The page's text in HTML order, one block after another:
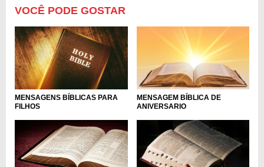
VOCÊ PODE GOSTAR
MENSAGENS BÍBLICAS PARA
FILHOS
MENSAGEM BÍBLICA DE
ANIVERSARIO